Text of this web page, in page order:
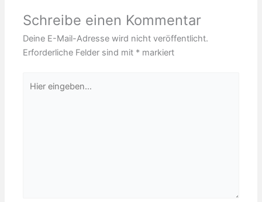
Schreibe einen Kommentar
Deine E-Mail-Adresse wird nicht veröffentlicht.
Erforderliche Felder sind mit * markiert
eingeben…